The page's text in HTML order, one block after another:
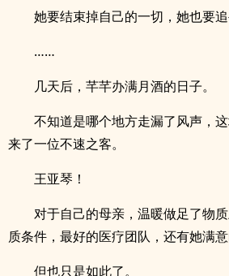
她要结束掉自己的一切，她也要追
……
几天后，芊芊办满月酒的日子。
不知道是哪个地方走漏了风声，
来了一位不速之客。
王亚琴！
对于自己的母亲，温暖做足了物
质条件，最好的医疗团队，还有她满意
但也只是如此了。